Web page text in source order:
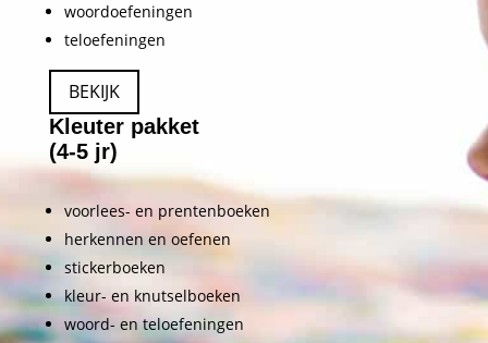
woordoefeningen
teloefeningen
BEKIJK
Kleuter pakket
(4-5 jr)
voorlees- en prentenboeken
herkennen en oefenen
stickerboeken
kleur- en knutselboeken
woord- en teloefeningen